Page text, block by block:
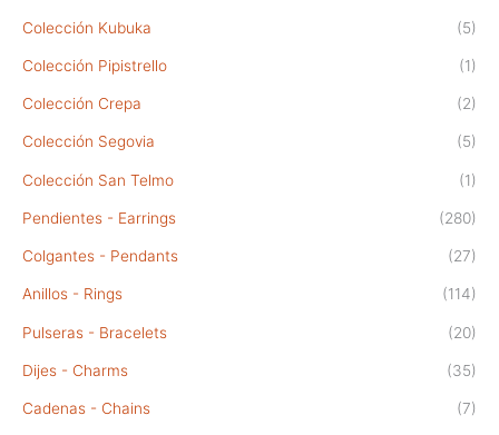
Colección Kubuka (5)
Colección Pipistrello (1)
Colección Crepa (2)
Colección Segovia (5)
Colección San Telmo (1)
Pendientes - Earrings (280)
Colgantes - Pendants (27)
Anillos - Rings (114)
Pulseras - Bracelets (20)
Dijes - Charms (35)
Cadenas - Chains (7)